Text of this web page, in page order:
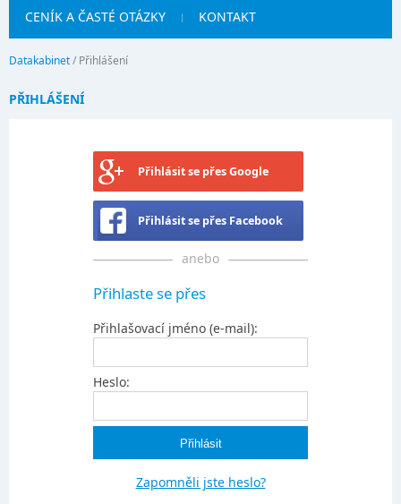
CENÍK A ČASTÉ OTÁZKY KONTAKT
Datakabinet/ Přihlášení
PŘIHLÁŠENÍ
Přihlásit se přes Google
Přihlásit se přes Facebook
anebo
Přihlaste se přes
Přihlašovací jméno (e-mail):
Heslo:
Zapomněli jste heslo?